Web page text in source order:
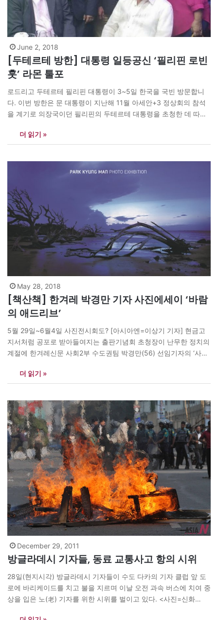
June 2, 2018
[두테르테 방한] 대통령 일등공신 ‘필리핀 로빈
훗’ 라몬 툴포
로드리고 두테르테 필리핀 대통령이 3~5일 한국을 국빈 방문합니
다. 이번 방한은 문 대통령이 지난해 11월 아세안+3 정상회의 참석
을 계기로 의장국이던 필리핀의 두테르테 대통령을 초청한 데 따른
국가원수로는 첫 번째입니다. 4일 정상회담에선 양국 교역과 투자
확대 등 실질 협력방안이 논의될 예정입니다. 지난 3월…
더 읽기 »
May 28, 2018
[책산책] 한겨레 박경만 기자 사진에세이 ‘바람
의 애드리브’
5월 29일~6월4일 사진전시회도? [아시아엔=이상기 기자] 현금고
지서처럼 공포로 받아들여지는 출판기념회 초청장이 난무한 정치의
계절에 한겨레신문 사회2부 수도권팀 박경만(56) 선임기자의 ‘사진
자는 지난 10여년 간 국내외를 여행하면서 찍은 사진 160여점과 여
행 중 느낌을 글로 담은 사진 에세이 <바람의 애드리브>(파라북스)
더 읽기 »
December 29, 2011
방글라데시 기자들, 동료 교통사고 항의 시위
28일(현지시각) 방글라데시 기자들이 수도 다카의 기자 클럽 앞 도
로에 바리케이드를 치고 불을 지르며 이날 오전 과속 버스에 치여 중
상을 입은 노(老) 기자를 위한 시위를 벌이고 있다. <사진=신화